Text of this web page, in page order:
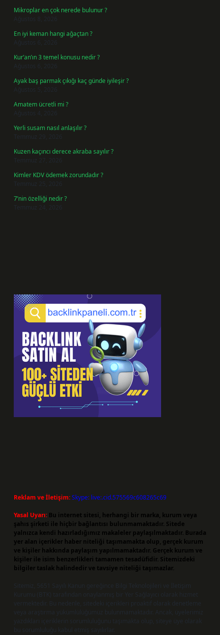
Mikroplar en çok nerede bulunur ?
Ağustos 8, 2026
En iyi keman hangi ağaçtan ?
Ağustos 6, 2026
Kur’an’ın 3 temel konusu nedir ?
Ağustos 6, 2026
Ayak baş parmak çıkığı kaç günde iyileşir ?
Ağustos 5, 2026
Amatem ücretli mi ?
Ağustos 4, 2026
Yerli susam nasıl anlaşılır ?
Temmuz 29, 2026
Kuzen kaçıncı derece akraba sayılır ?
Temmuz 27, 2026
Kimler KDV ödemek zorundadır ?
Temmuz 25, 2026
7’nin özelliği nedir ?
Temmuz 24, 2026
Reklam ve İletişim:Skype: live:.cid.575569c608265c69
Yasal Uyarı: Bu internet sitesi, herhangi bir marka, kurum veya
şahıs şirketi ile hiçbir bağlantısı bulunmamaktadır. Sitede
yalnızca kendi hazırladığımız makaleler paylaşılmaktadır. Burada
yer alan içerikler haber niteliği taşımamakta olup, gerçek kurum
ve kişiler hakkında paylaşım yapılmamaktadır. Gerçek kurum ve
kişiler ile isim benzerlikleri tamamen tesadüfidir. Sitemizdeki
bilgiler taslak halindedir ve tavsiye niteliği taşımazlar.
Sitemiz, 5651 Sayılı Kanun gereğince Bilgi Teknolojileri ve İletişim
Kurumu (BTK) tarafından onaylanmış bir Yer Sağlayıcı olarak hizmet
vermektedir. Bu nedenle, sitedeki içerikleri proaktif olarak denetleme
veya araştırma yükümlülüğümüz bulunmamaktadır. Ancak, üyelerimiz
yazdıkları içeriklerin sorumluluğunu taşımakta olup, siteye üye olarak
bu sorumluluğu kabul etmiş sayılırlar.